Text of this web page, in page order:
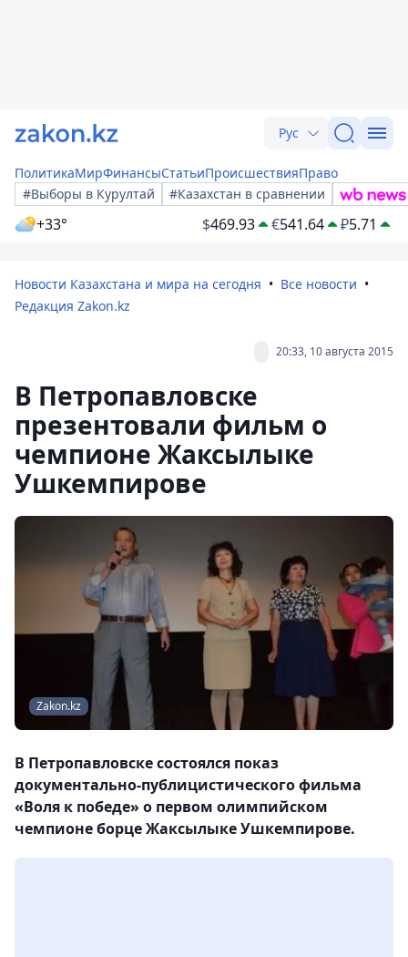
Рус
ПолитикаМирФинансыСтатьиПроисшествияПраво
#Выборы в Курултай
#Казахстан в сравнении
+33° $469.93 €541.64 ₽5.71
Новости Казахстана и мира на сегодня
Все новости
Редакция Zakon.kz
20:33, 10 августа 2015
В Петропавловске
презентовали фильм о
чемпионе Жаксылыке
Ушкемпирове
Zakon.kz
В Петропавловске состоялся показ
документально-публицистического фильма
«Воля к победе» о первом олимпийском
чемпионе борце Жаксылыке Ушкемпирове.